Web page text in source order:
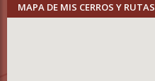
MAPA DE MIS CERROS Y RUTAS